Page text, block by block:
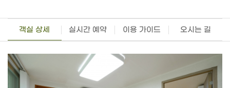
객실 상세 실시간 예약 이용 가이드 오시는 길